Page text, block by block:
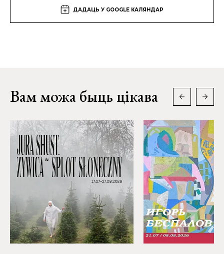
ДАДАЦЬ У GOOGLE КАЛЯНДАР
Вам можа быць цікава